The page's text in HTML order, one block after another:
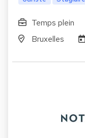
Temps plein
Bruxelles